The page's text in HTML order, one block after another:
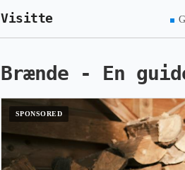
Visitte
Brænde - En